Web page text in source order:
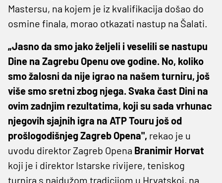
Mastersu, na kojem je iz kvalifikacija došao do
osmine finala, morao otkazati nastup na Šalati.
„Jasno da smo jako željeli i veselili se nastupu
Dine na Zagrebu Openu ove godine. No, koliko
smo žalosni da nije igrao na našem turniru, još
više smo sretni zbog njega. Svaka čast Dini na
ovim zadnjim rezultatima, koji su sada vrhunac
njegovih sjajnih igra na ATP Touru još od
prošlogodišnjeg Zagreb Opena", rekao je u
uvodu direktor Zagreb Opena Branimir Horvat
koji je i direktor Istarske rivijere, teniskog
turnira s najdužom tradicijom u Hrvatskoj, na